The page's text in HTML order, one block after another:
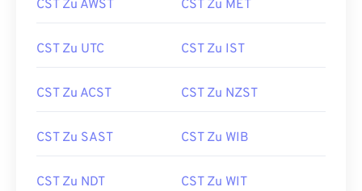
CST Zu AWST CST Zu MET
CST Zu UTC CST Zu IST
CST Zu ACST CST Zu NZST
CST Zu SAST CST Zu WIB
CST Zu NDT CST Zu WIT